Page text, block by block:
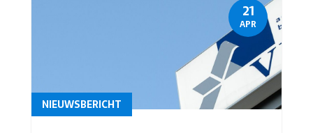
NIEUWSBERICHT
21
APR